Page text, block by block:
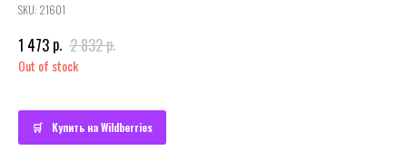
SKU: 21601
1 473 р. 2 832р.
Out of stock
Купить на Wildberries